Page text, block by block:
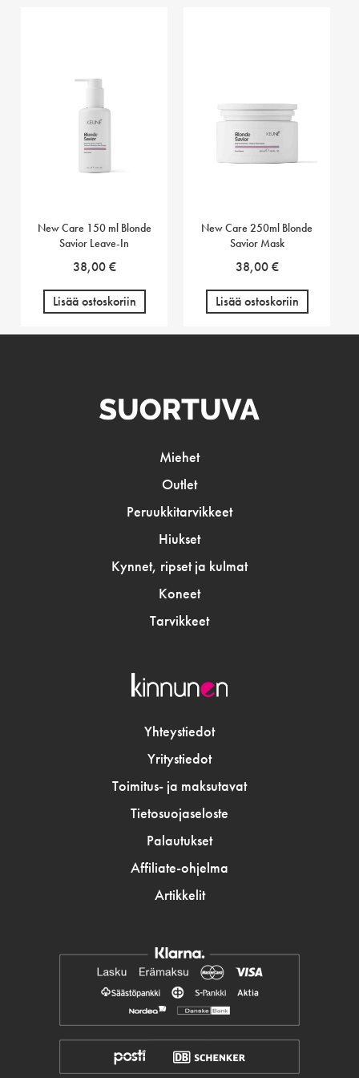
New Care 150 ml Blonde
Savior Leave-In
38,00€
Lisää ostoskoriin
New Care 250ml Blonde
Savior Mask
38,00€
Lisää ostoskoriin
Miehet
Outlet
Peruukkitarvikkeet
Hiukset
Kynnet, ripset ja kulmat
Koneet
Tarvikkeet
Yhteystiedot
Yritystiedot
Toimitus- ja maksutavat
Tietosuojaseloste
Palautukset
Affiliate-ohjelma
Artikkelit